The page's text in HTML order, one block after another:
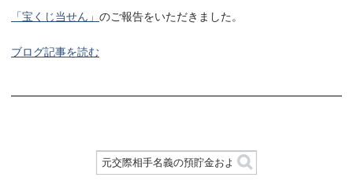
「宝くじ当せん」 のご報告をいただきました。
ブログ記事を読む